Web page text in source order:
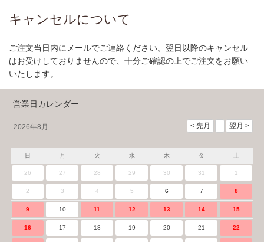
キャンセルについて
ご注文当日内にメールでご連絡ください。翌日以降のキャンセル
はお受けしておりませんので、十分ご確認の上でご注文をお願い
いたします。
営業日カレンダー
2026年8月
日 月 火 水 木 金 土
26 27 28 29 30 31 1
2 3 4 5 6 7 8
9 10 11 12 13 14 15
16 17 18 19 20 21 22